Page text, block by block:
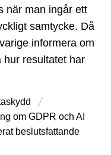
när man ingår ett
samtycke. Då
informera om
hur resultatet har
om GDPR och AI
beslutsfattande